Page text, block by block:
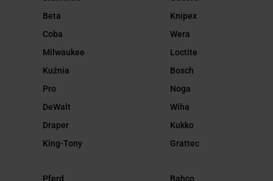
Beta
Coba
Milwaukee
Kuźnia
Pro
DeWalt
Draper
King-Tony
Knipex
Wera
Loctite
Bosch
Noga
Wiha
Kukko
Grattec
Pferd
Bahco